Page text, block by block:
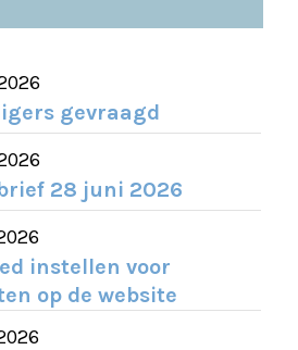
gevraagd
28 juni 2026
instellen voor
op de website